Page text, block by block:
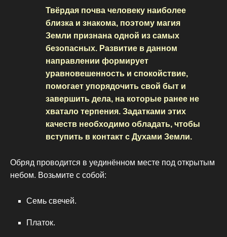
Твёрдая почва человеку наиболее
близка и знакома, поэтому магия
Земли признана одной из самых
безопасных. Развитие в данном
направлении формирует
уравновешенность и спокойствие,
помогает упорядочить свой быт и
завершить дела, на которые ранее не
хватало терпения. Задатками этих
качеств необходимо обладать, чтобы
вступить в контакт с Духами Земли.
Обряд проводится в уединённом месте под открытым
небом. Возьмите с собой:
Семь свечей.
Платок.